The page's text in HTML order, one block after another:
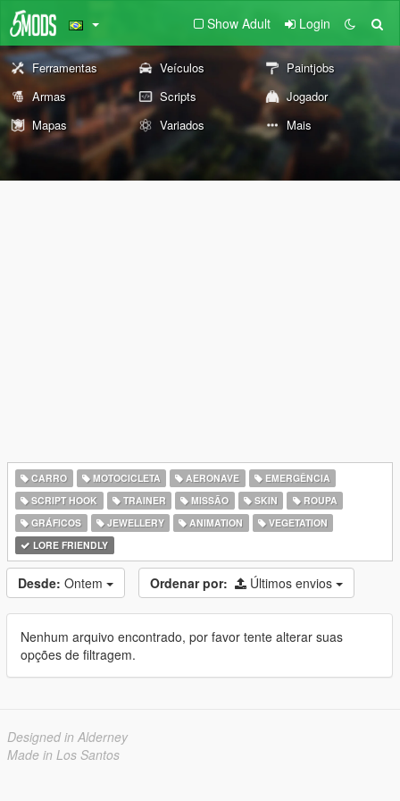
Show Adult Login
Ferramentas Veículos
Paintjobs
Armas
Scripts
Jogador
Mapas
Variados Mais
CARRO MOTOCICLETA AERONAVE
EMERGÊNCIA
SCRIPT HOOK
TRAINER MISSÃO SKIN
ROUPA
GRÁFICOS
JEWELLERY ANIMATION
VEGETATION
LORE FRIENDLY
Desde: Ontem Ordenar por: Últimos envios
Nenhum arquivo encontrado, por favor tente alterar suas
opções de filtragem.
Designed in Alderney
Made in Los Santos